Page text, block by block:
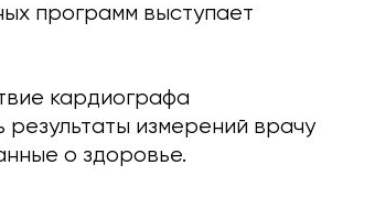
программ выступает
кардиографа
измерений врачу
о здоровье.